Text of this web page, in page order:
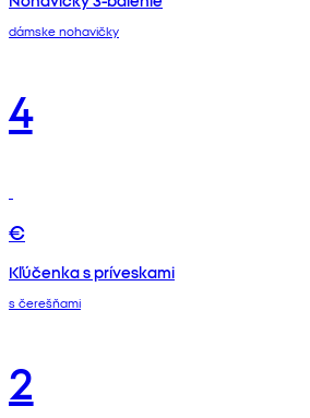
dámske nohavičky
4
€
Kľúčenka s príveskami
s čerešňami
2